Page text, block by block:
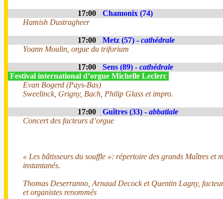
17:00
Chamonix (74)
Hamish Dustragheer
17:00 Metz (57) - cathédrale
Yoann Moulin, orgue du triforium
17:00 Sens (89) - cathédrale
Festival international d’orgue Michelle Leclerc
Evan Bogerd (Pays-Bas)
Sweelinck, Grigny, Bach, Philip Glass et impro.
17:00 Guîtres (33) - abbatiale
Concert des facteurs d’orgue
« Les bâtisseurs du souffle »: répertoire des grands Maîtres et
instantanés.
Thomas Deserranno, Arnaud Decock et Quentin Lagny,
et organistes renommés